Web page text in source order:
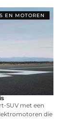
EN MOTOREN
SUV met een
die